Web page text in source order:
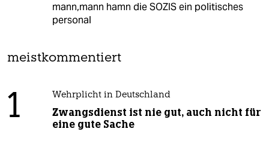
mann,mann hamn die SOZIS ein politisches
personal
meistkommentiert
1 Wehrplicht in Deutschland
Zwangsdienst ist nie gut, auch nicht für
eine gute Sache